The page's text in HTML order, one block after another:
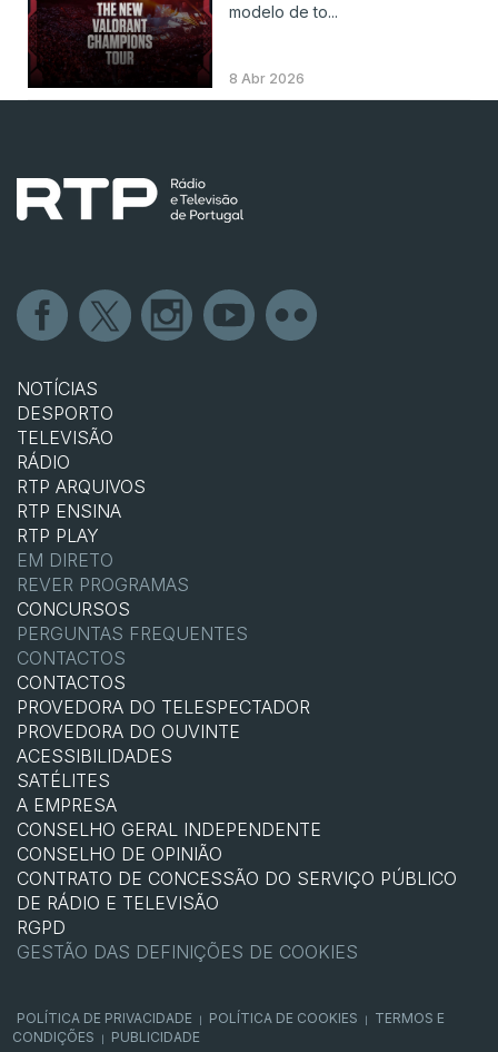
modelo de to...
8 Abr 2026
NOTÍCIAS
DESPORTO
TELEVISÃO
RÁDIO
RTP ARQUIVOS
RTP ENSINA
RTP PLAY
EM DIRETO
REVER PROGRAMAS
CONCURSOS
PERGUNTAS FREQUENTES
CONTACTOS
CONTACTOS
PROVEDORA DO TELESPECTADOR
PROVEDORA DO OUVINTE
ACESSIBILIDADES
SATÉLITES
A EMPRESA
CONSELHO GERAL INDEPENDENTE
CONSELHO DE OPINIÃO
CONTRATO DE CONCESSÃO DO SERVIÇO PÚBLICO
DE RÁDIO E TELEVISÃO
RGPD
GESTÃO DAS DEFINIÇÕES DE COOKIES
POLÍTICA DE PRIVACIDADE POLÍTICA DE COOKIES
TERMOS E
CONDIÇÕES
PUBLICIDADE